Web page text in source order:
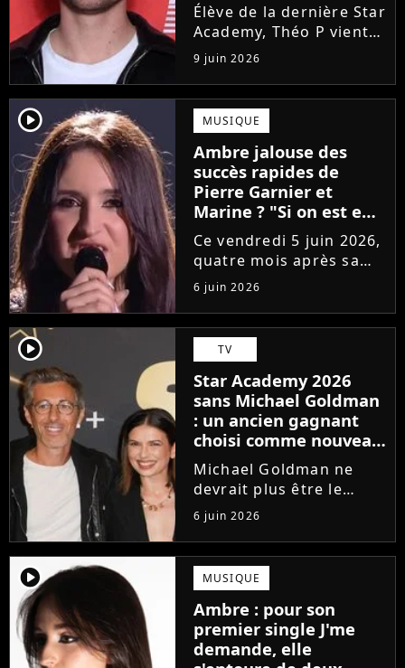
Élève de la dernière Star
Academy, Théo P vient
de sortir son premier
single Garçon solide. En
interview, l'ancien
candidat se livre à
coeur ouvert sur
l'avenir incertain dans
le milieu...
9 juin 2026
player2 MUSIQUE
Ambre jalouse des
succès rapides de
Pierre Garnier et
Marine ? "Si on est en
compétition..."
Ce vendredi 5 juin 2026,
quatre mois après sa
victoire à la Star
Academy, Ambre a
dévoilé J'me demande,
son premier single. Une
chanson arrivée
tardivement vis-à-vis
des carrières...
6 juin 2026
player2 TV
Star Academy 2026
sans Michael Goldman
: un ancien gagnant
choisi comme nouveau
directeur ?
Michael Goldman ne
devrait plus être le
directeur de la Star
Academy lors de la
saison 2026. Et pour lui
succéder, c'est un
ancien gagnant de
l'émission de TF1 qui
sera aujourd'hui...
6 juin 2026
player2 MUSIQUE
Ambre : pour son
premier single J'me
demande, elle